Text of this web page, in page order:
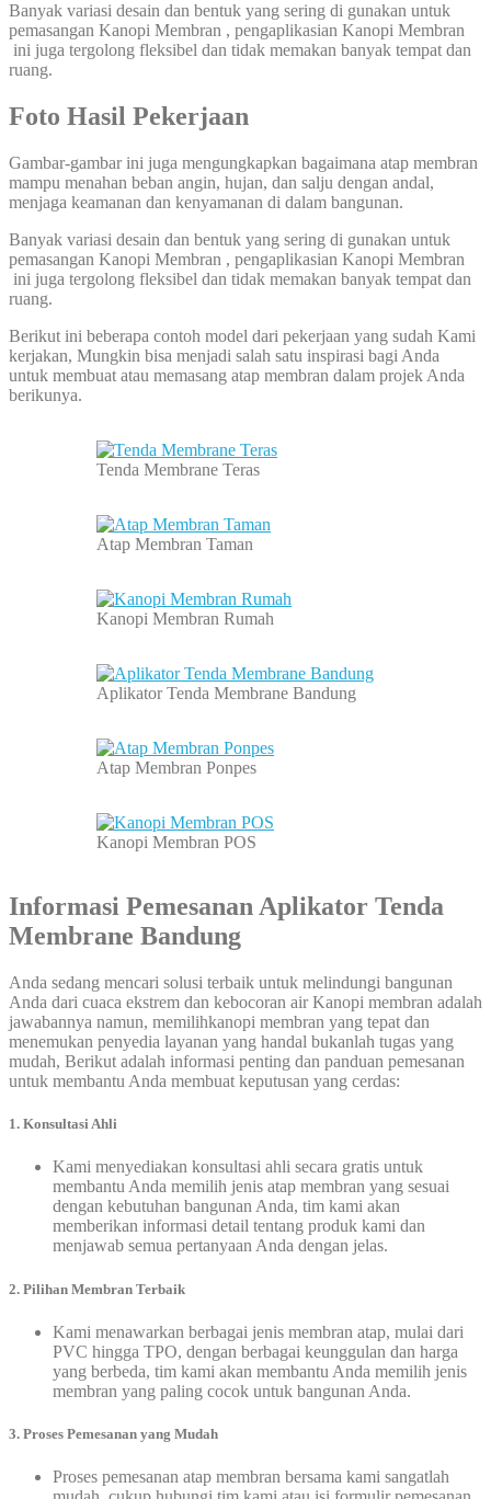
Banyak variasi desain dan bentuk yang sering di gunakan untuk
pemasangan Kanopi Membran , pengaplikasian Kanopi Membran
ini juga tergolong fleksibel dan tidak memakan banyak tempat dan
ruang.
Foto Hasil Pekerjaan
Gambar-gambar ini juga mengungkapkan bagaimana atap membran
mampu menahan beban angin, hujan, dan salju dengan andal,
menjaga keamanan dan kenyamanan di dalam bangunan.
Banyak variasi desain dan bentuk yang sering di gunakan untuk
pemasangan Kanopi Membran , pengaplikasian Kanopi Membran
ini juga tergolong fleksibel dan tidak memakan banyak tempat dan
ruang.
Berikut ini beberapa contoh model dari pekerjaan yang sudah Kami
kerjakan, Mungkin bisa menjadi salah satu inspirasi bagi Anda
untuk membuat atau memasang atap membran dalam projek Anda
berikunya.
Tenda Membrane Teras
Atap Membran Taman
Kanopi Membran Rumah
Aplikator Tenda Membrane Bandung
Atap Membran Ponpes
Kanopi Membran POS
Informasi Pemesanan Aplikator Tenda
Membrane Bandung
Anda sedang mencari solusi terbaik untuk melindungi bangunan
Anda dari cuaca ekstrem dan kebocoran air Kanopi membran adalah
jawabannya namun, memilihkanopi membran yang tepat dan
menemukan penyedia layanan yang handal bukanlah tugas yang
mudah, Berikut adalah informasi penting dan panduan pemesanan
untuk membantu Anda membuat keputusan yang cerdas:
1. Konsultasi Ahli
Kami menyediakan konsultasi ahli secara gratis untuk
membantu Anda memilih jenis atap membran yang sesuai
dengan kebutuhan bangunan Anda, tim kami akan
memberikan informasi detail tentang produk kami dan
menjawab semua pertanyaan Anda dengan jelas.
2. Pilihan Membran Terbaik
Kami menawarkan berbagai jenis membran atap, mulai dari
PVC hingga TPO, dengan berbagai keunggulan dan harga
yang berbeda, tim kami akan membantu Anda memilih jenis
membran yang paling cocok untuk bangunan Anda.
3. Proses Pemesanan yang Mudah
Proses pemesanan atap membran bersama kami sangatlah